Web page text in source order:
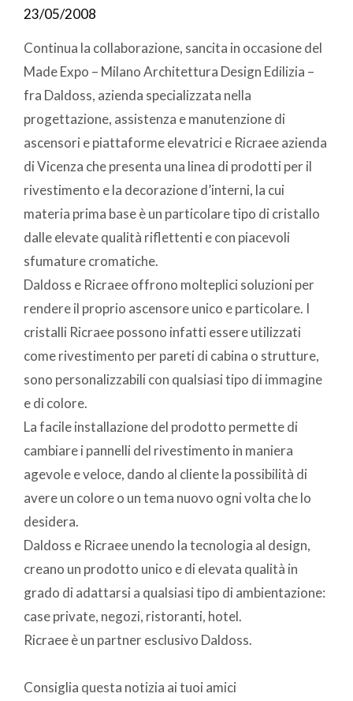
23/05/2008
Continua la collaborazione, sancita in occasione del
Made Expo – Milano Architettura Design Edilizia –
fra Daldoss, azienda specializzata nella
progettazione, assistenza e manutenzione di
ascensori e piattaforme elevatrici e Ricraee azienda
di Vicenza che presenta una linea di prodotti per il
rivestimento e la decorazione d’interni, la cui
materia prima base è un particolare tipo di cristallo
dalle elevate qualità riflettenti e con piacevoli
sfumature cromatiche.
Daldoss e Ricraee offrono molteplici soluzioni per
rendere il proprio ascensore unico e particolare. I
cristalli Ricraee possono infatti essere utilizzati
come rivestimento per pareti di cabina o strutture,
sono personalizzabili con qualsiasi tipo di immagine
e di colore.
La facile installazione del prodotto permette di
cambiare i pannelli del rivestimento in maniera
agevole e veloce, dando al cliente la possibilità di
avere un colore o un tema nuovo ogni volta che lo
desidera.
Daldoss e Ricraee unendo la tecnologia al design,
creano un prodotto unico e di elevata qualità in
grado di adattarsi a qualsiasi tipo di ambientazione:
case private, negozi, ristoranti, hotel.
Ricraee è un partner esclusivo Daldoss.
Consiglia questa notizia ai tuoi amici